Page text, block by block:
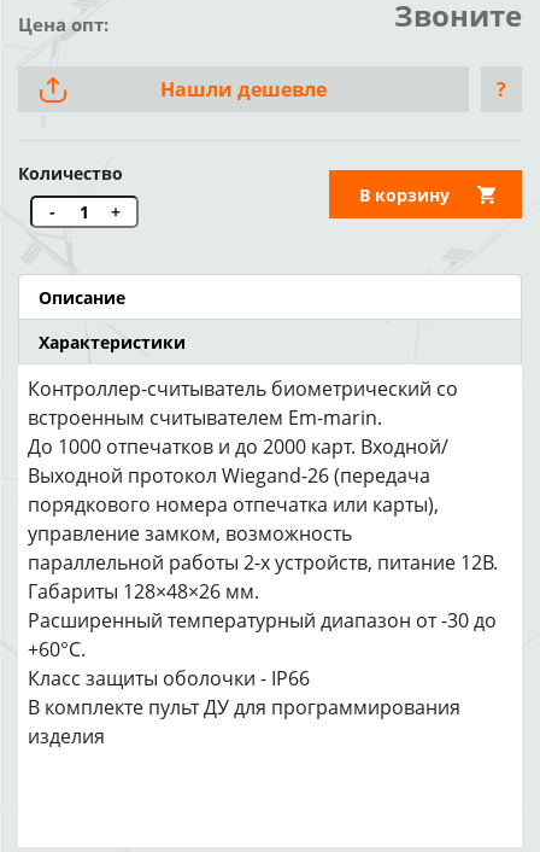
Цена опт: Звоните
Нашли дешевле ?
Количество
-
+
В корзину
Описание
Характеристики
Контроллер-считыватель биометрический со
встроенным считывателем Em-marin.
До 1000 отпечатков и до 2000 карт. Входной/
Выходной протокол Wiegand-26 (передача
порядкового номера отпечатка или карты),
управление замком, возможность
параллельной работы 2-х устройств, питание 12В.
Габариты 128×48×26 мм.
Расширенный температурный диапазон от -30 до
+60°С.
Класс защиты оболочки - IP66
В комплекте пульт ДУ для программирования
изделия